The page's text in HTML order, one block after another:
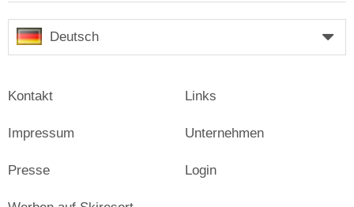
Deutsch
Kontakt
Impressum
Presse
Links
Unternehmen
Login